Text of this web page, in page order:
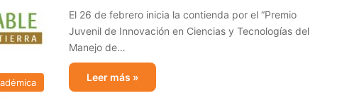
El 26 de febrero inicia la contienda por el “Premio
Juvenil de Innovación en Ciencias y Tecnologías del
Manejo de…
Leer más »